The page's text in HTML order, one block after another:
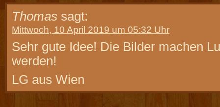
Thomas sagt:
Mittwoch, 10 April 2019 um 05:32 Uhr
Sehr gute Idee! Die Bilder machen
werden!
LG aus Wien